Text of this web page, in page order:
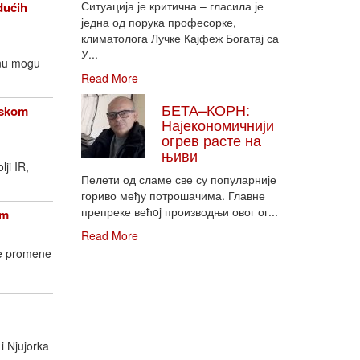
mogu
IR,
promene
Njujorka
Ситуација је критична – гласила је
једна од порука професорке,
климатолога Лучке Кајфеж Богатај са
У...
Read More
БЕТА–КОРН:
Најекономичнији
огрев расте на
њиви
Пелети од сламе све су популарније
гориво међу потрошачима. Главне
препреке већoj производњи овог ог...
Read More